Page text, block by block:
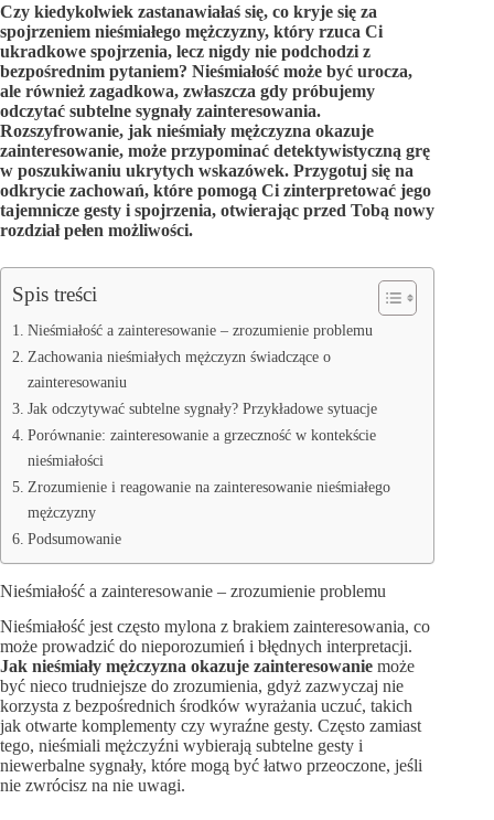
Czy kiedykolwiek zastanawiałaś się, co kryje się za
spojrzeniem nieśmiałego mężczyzny, który rzuca Ci
ukradkowe spojrzenia, lecz nigdy nie podchodzi z
bezpośrednim pytaniem? Nieśmiałość może być urocza,
ale również zagadkowa, zwłaszcza gdy próbujemy
odczytać subtelne sygnały zainteresowania.
Rozszyfrowanie, jak nieśmiały mężczyzna okazuje
zainteresowanie, może przypominać detektywistyczną grę
w poszukiwaniu ukrytych wskazówek. Przygotuj się na
odkrycie zachowań, które pomogą Ci zinterpretować jego
tajemnicze gesty i spojrzenia, otwierając przed Tobą nowy
rozdział pełen możliwości.
Spis treści
Nieśmiałość a zainteresowanie – zrozumienie problemu
Zachowania nieśmiałych mężczyzn świadczące o
zainteresowaniu
Jak odczytywać subtelne sygnały? Przykładowe sytuacje
Porównanie: zainteresowanie a grzeczność w kontekście
nieśmiałości
Zrozumienie i reagowanie na zainteresowanie nieśmiałego
mężczyzny
Podsumowanie
Nieśmiałość a zainteresowanie – zrozumienie problemu
Nieśmiałość jest często mylona z brakiem zainteresowania, co
może prowadzić do nieporozumień i błędnych interpretacji.
Jak nieśmiały mężczyzna okazuje zainteresowanie może
być nieco trudniejsze do zrozumienia, gdyż zazwyczaj nie
korzysta z bezpośrednich środków wyrażania uczuć, takich
jak otwarte komplementy czy wyraźne gesty. Często zamiast
tego, nieśmiali mężczyźni wybierają subtelne gesty i
niewerbalne sygnały, które mogą być łatwo przeoczone, jeśli
nie zwrócisz na nie uwagi.